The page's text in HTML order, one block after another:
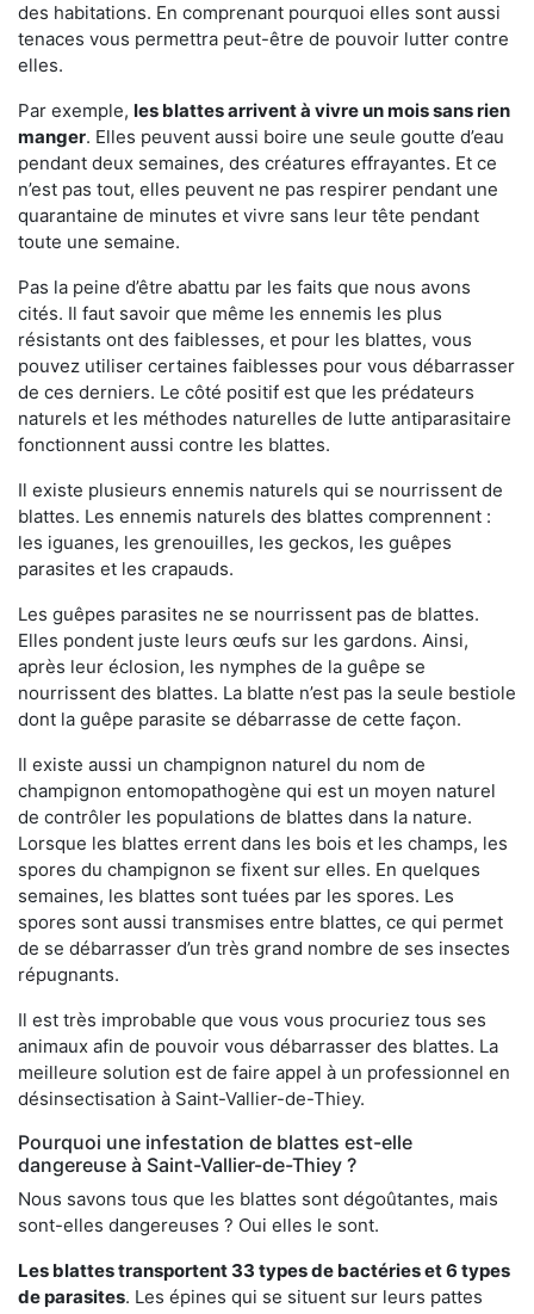
des habitations. En comprenant pourquoi elles sont aussi
tenaces vous permettra peut-être de pouvoir lutter contre
elles.
Par exemple, les blattes arrivent à vivre un mois sans rien
manger. Elles peuvent aussi boire une seule goutte d’eau
pendant deux semaines, des créatures effrayantes. Et ce
n’est pas tout, elles peuvent ne pas respirer pendant une
quarantaine de minutes et vivre sans leur tête pendant
toute une semaine.
Pas la peine d’être abattu par les faits que nous avons
cités. Il faut savoir que même les ennemis les plus
résistants ont des faiblesses, et pour les blattes, vous
pouvez utiliser certaines faiblesses pour vous débarrasser
de ces derniers. Le côté positif est que les prédateurs
naturels et les méthodes naturelles de lutte antiparasitaire
fonctionnent aussi contre les blattes.
Il existe plusieurs ennemis naturels qui se nourrissent de
blattes. Les ennemis naturels des blattes comprennent :
les iguanes, les grenouilles, les geckos, les guêpes
parasites et les crapauds.
Les guêpes parasites ne se nourrissent pas de blattes.
Elles pondent juste leurs œufs sur les gardons. Ainsi,
après leur éclosion, les nymphes de la guêpe se
nourrissent des blattes. La blatte n’est pas la seule bestiole
dont la guêpe parasite se débarrasse de cette façon.
Il existe aussi un champignon naturel du nom de
champignon entomopathogène qui est un moyen naturel
de contrôler les populations de blattes dans la nature.
Lorsque les blattes errent dans les bois et les champs, les
spores du champignon se fixent sur elles. En quelques
semaines, les blattes sont tuées par les spores. Les
spores sont aussi transmises entre blattes, ce qui permet
de se débarrasser d’un très grand nombre de ses insectes
répugnants.
Il est très improbable que vous vous procuriez tous ses
animaux afin de pouvoir vous débarrasser des blattes. La
meilleure solution est de faire appel à un professionnel en
désinsectisation à Saint-Vallier-de-Thiey.
Pourquoi une infestation de blattes est-elle
dangereuse à Saint-Vallier-de-Thiey ?
Nous savons tous que les blattes sont dégoûtantes, mais
sont-elles dangereuses ? Oui elles le sont.
Les blattes transportent 33 types de bactéries et 6 types
de parasites. Les épines qui se situent sur leurs pattes